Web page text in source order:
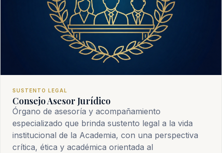
SUSTENTO LEGAL
Consejo Asesor Jurídico
Órgano de asesoría y acompañamiento
especializado que brinda sustento legal a la vida
institucional de la Academia, con una perspectiva
crítica, ética y académica orientada al